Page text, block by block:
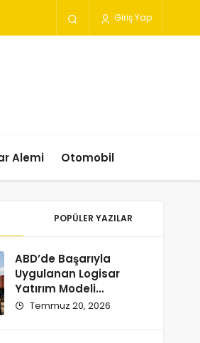
Giriş Yap
Alemi Otomobil
POPÜLER YAZILAR
ABD’de Başarıyla
Uygulanan Logisar
Yatırım Modeli
Türkiye’ye Geliyor
Temmuz 20, 2026